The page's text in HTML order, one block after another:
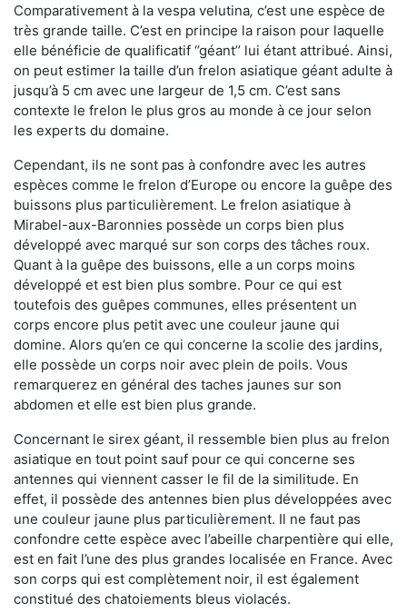
Comparativement à la vespa velutina, c’est une espèce de
très grande taille. C’est en principe la raison pour laquelle
elle bénéficie de qualificatif ‘’géant’’ lui étant attribué. Ainsi,
on peut estimer la taille d’un frelon asiatique géant adulte à
jusqu’à 5 cm avec une largeur de 1,5 cm. C’est sans
contexte le frelon le plus gros au monde à ce jour selon
les experts du domaine.
Cependant, ils ne sont pas à confondre avec les autres
espèces comme le frelon d’Europe ou encore la guêpe des
buissons plus particulièrement. Le frelon asiatique à
Mirabel-aux-Baronnies possède un corps bien plus
développé avec marqué sur son corps des tâches roux.
Quant à la guêpe des buissons, elle a un corps moins
développé et est bien plus sombre. Pour ce qui est
toutefois des guêpes communes, elles présentent un
corps encore plus petit avec une couleur jaune qui
domine. Alors qu’en ce qui concerne la scolie des jardins,
elle possède un corps noir avec plein de poils. Vous
remarquerez en général des taches jaunes sur son
abdomen et elle est bien plus grande.
Concernant le sirex géant, il ressemble bien plus au frelon
asiatique en tout point sauf pour ce qui concerne ses
antennes qui viennent casser le fil de la similitude. En
effet, il possède des antennes bien plus développées avec
une couleur jaune plus particulièrement. Il ne faut pas
confondre cette espèce avec l’abeille charpentière qui elle,
est en fait l’une des plus grandes localisée en France. Avec
son corps qui est complètement noir, il est également
constitué des chatoiements bleus violacés.